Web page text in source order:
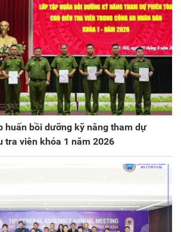
huấn bồi dưỡng kỹ năng tham dự
tra viên khóa 1 năm 2026